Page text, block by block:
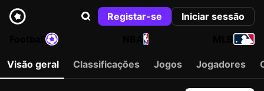
Registar-se
Iniciar sessão
NBA
Visão geral Classificações Jogos Jogadores